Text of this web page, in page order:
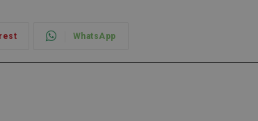
WhatsApp